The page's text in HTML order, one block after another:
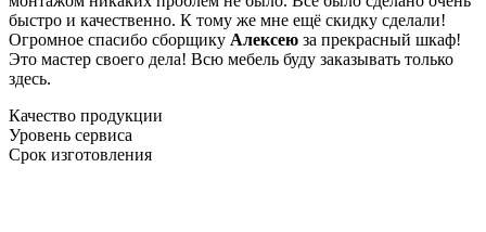
быстро и качественно. К тому же мне ещё скидку сделали!
Огромное спасибо сборщику Алексею за прекрасный шкаф!
Это мастер своего дела! Всю мебель буду заказывать только
здесь.
Качество продукции
Уровень сервиса
Срок изготовления